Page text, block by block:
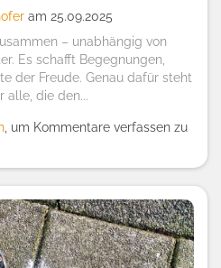
am 25.09.2025
– unabhängig von
Es schafft Begegnungen,
der Freude. Genau dafür steht
alle, die den...
, um Kommentare verfassen zu